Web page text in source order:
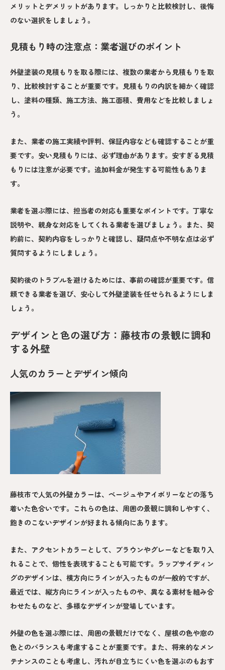
メリットとデメリットがあります。しっかりと比較検討し、後悔
のない選択をしましょう。
見積もり時の注意点：業者選びのポイント
外壁塗装の見積もりを取る際には、複数の業者から見積もりを取
り、比較検討することが重要です。見積もりの内訳を細かく確認
し、塗料の種類、施工方法、施工面積、費用などを比較しましょ
う。
また、業者の施工実績や評判、保証内容なども確認することが重
要です。安い見積もりには、必ず理由があります。安すぎる見積
もりには注意が必要です。追加料金が発生する可能性もありま
す。
業者を選ぶ際には、担当者の対応も重要なポイントです。丁寧な
説明や、親身な対応をしてくれる業者を選びましょう。また、契
約前に、契約内容をしっかりと確認し、疑問点や不明な点は必ず
質問するようにしましょう。
契約後のトラブルを避けるためには、事前の確認が重要です。信
頼できる業者を選び、安心して外壁塗装を任せられるようにしま
しょう。
デザインと色の選び方：藤枝市の景観に調和
する外壁
人気のカラーとデザイン傾向
藤枝市で人気の外壁カラーは、ベージュやアイボリーなどの落ち
着いた色合いです。これらの色は、周囲の景観に調和しやすく、
飽きのこないデザインが好まれる傾向にあります。
また、アクセントカラーとして、ブラウンやグレーなどを取り入
れることで、個性を表現することも可能です。ラップサイディン
グのデザインは、横方向にラインが入ったものが一般的ですが、
最近では、縦方向にラインが入ったものや、異なる素材を組み合
わせたものなど、多様なデザインが登場しています。
外壁の色を選ぶ際には、周囲の景観だけでなく、屋根の色や窓の
色とのバランスも考慮することが重要です。また、将来的なメン
テナンスのことも考慮し、汚れが目立ちにくい色を選ぶのもおす